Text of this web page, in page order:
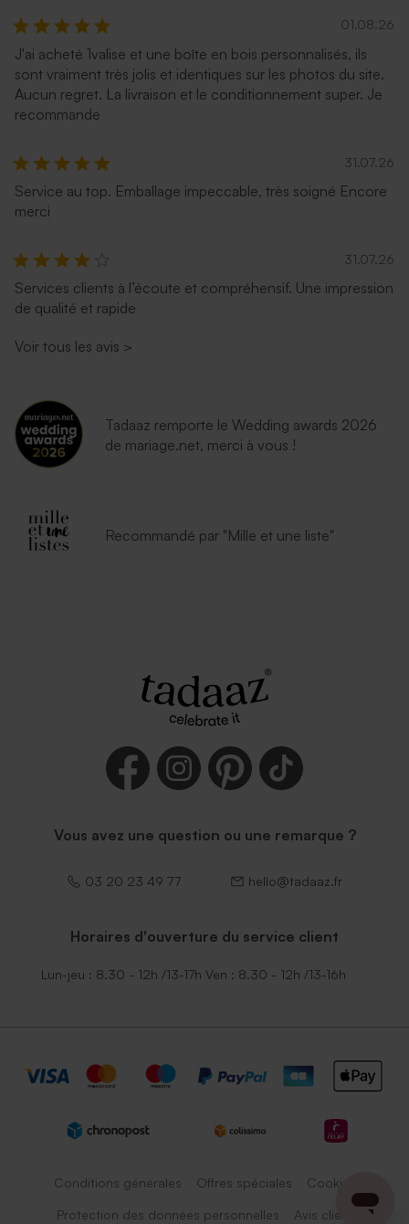
01.08.26
J'ai acheté 1valise et une boîte en bois personnalisés, ils
sont vraiment très jolis et identiques sur les photos du site.
Aucun regret. La livraison et le conditionnement super. Je
recommande
31.07.26
Service au top. Emballage impeccable, très soigné Encore
merci
31.07.26
Services clients à l’écoute et compréhensif. Une impression
de qualité et rapide
Voir tous les avis >
Tadaaz remporte le Wedding awards 2026
de mariage.net, merci à vous !
Recommandé par "Mille et une liste"
Vous avez une question ou une remarque ?
03 20 23 49 77 hello@tadaaz.fr
Horaires d'ouverture du service client
Lun-jeu : 8.30 - 12h /13-17h Ven : 8.30 - 12h /13-16h
Conditions générales Offres spéciales Cookies
Protection des données personnelles Avis client